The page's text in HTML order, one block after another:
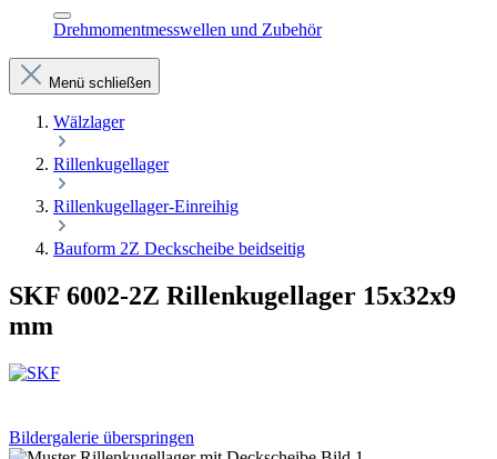
Drehmomentmesswellen und Zubehör
Menü schließen
Wälzlager
Rillenkugellager
Rillenkugellager-Einreihig
Bauform 2Z Deckscheibe beidseitig
SKF 6002-2Z Rillenkugellager 15x32x9
mm
Bildergalerie überspringen